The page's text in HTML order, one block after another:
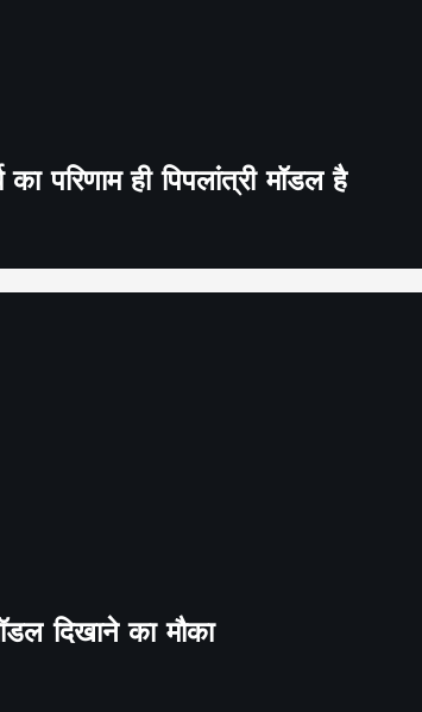
परिणाम ही पिपलांत्री मॉडल है
दिखाने का मौका